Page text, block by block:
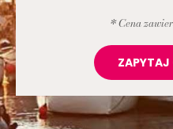
* Cena
ZAPYTAJ